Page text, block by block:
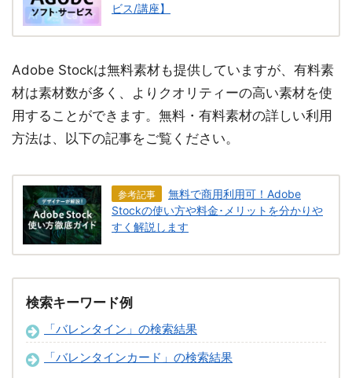
ビス/講座】
Adobe Stockは無料素材も提供していますが、有料素
材は素材数が多く、よりクオリティーの高い素材を使
用することができます。無料・有料素材の詳しい利用
方法は、以下の記事をご覧ください。
参考記事
無料で商用利用可！Adobe
Stockの使い方や料金･メリットを分かりや
すく解説します
検索キーワード例
「バレンタイン」の検索結果
「バレンタインカード」の検索結果